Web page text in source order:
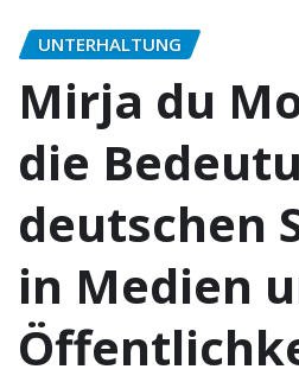
UNTERHALTUNG
Mirja du
die
deutschen
in Medien